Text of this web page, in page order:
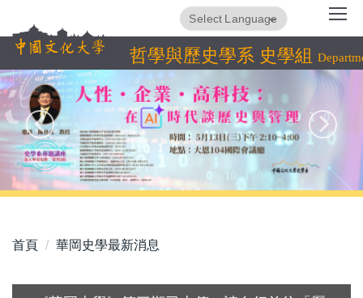
到
主
要
內
容
區
哲學與歷史學系 史學組
Powered by
首頁 華岡史學最新消息